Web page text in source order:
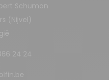
Schuman
(Nijvel)
24 24